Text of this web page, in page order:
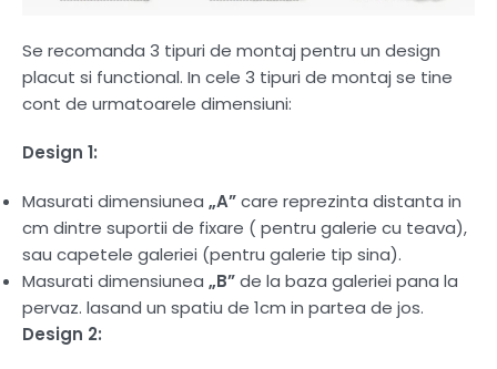
Se recomanda 3 tipuri de montaj pentru un design
placut si functional. In cele 3 tipuri de montaj se tine
cont de urmatoarele dimensiuni:
Design 1:
Masurati dimensiunea „A”care reprezinta distanta in
cm dintre suportii de fixare ( pentru galerie cu teava),
sau capetele galeriei (pentru galerie tip sina).
Masurati dimensiunea „B”de la baza galeriei pana la
pervaz. lasand un spatiu de 1cm in partea de jos.
Design 2: